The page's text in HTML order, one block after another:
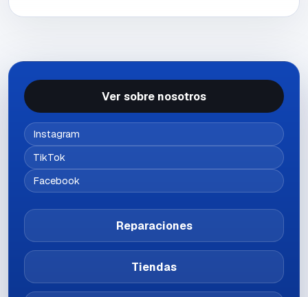
Ver sobre nosotros
Instagram
TikTok
Facebook
Reparaciones
Tiendas